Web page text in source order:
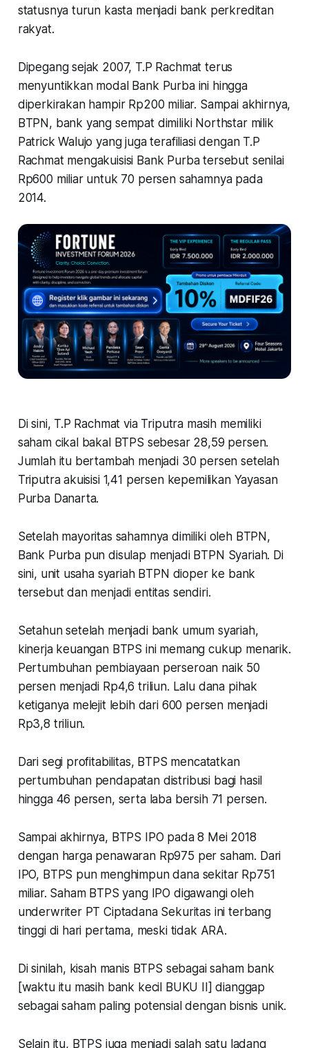
statusnya turun kasta menjadi bank perkreditan
rakyat.
Dipegang sejak 2007, T.P Rachmat terus
menyuntikkan modal Bank Purba ini hingga
diperkirakan hampir Rp200 miliar. Sampai akhirnya,
BTPN, bank yang sempat dimiliki Northstar milik
Patrick Walujo yang juga terafiliasi dengan T.P
Rachmat mengakuisisi Bank Purba tersebut senilai
Rp600 miliar untuk 70 persen sahamnya pada
2014.
Di sini, T.P Rachmat via Triputra masih memiliki
saham cikal bakal BTPS sebesar 28,59 persen.
Jumlah itu bertambah menjadi 30 persen setelah
Triputra akuisisi 1,41 persen kepemilikan Yayasan
Purba Danarta.
Setelah mayoritas sahamnya dimiliki oleh BTPN,
Bank Purba pun disulap menjadi BTPN Syariah. Di
sini, unit usaha syariah BTPN dioper ke bank
tersebut dan menjadi entitas sendiri.
Setahun setelah menjadi bank umum syariah,
kinerja keuangan BTPS ini memang cukup menarik.
Pertumbuhan pembiayaan perseroan naik 50
persen menjadi Rp4,6 triliun. Lalu dana pihak
ketiganya melejit lebih dari 600 persen menjadi
Rp3,8 triliun.
Dari segi profitabilitas, BTPS mencatatkan
pertumbuhan pendapatan distribusi bagi hasil
hingga 46 persen, serta laba bersih 71 persen.
Sampai akhirnya, BTPS IPO pada 8 Mei 2018
dengan harga penawaran Rp975 per saham. Dari
IPO, BTPS pun menghimpun dana sekitar Rp751
miliar. Saham BTPS yang IPO digawangi oleh
underwriter PT Ciptadana Sekuritas ini terbang
tinggi di hari pertama, meski tidak ARA.
Di sinilah, kisah manis BTPS sebagai saham bank
[waktu itu masih bank kecil BUKU II] dianggap
sebagai saham paling potensial dengan bisnis unik.
Selain itu, BTPS juga menjadi salah satu ladang